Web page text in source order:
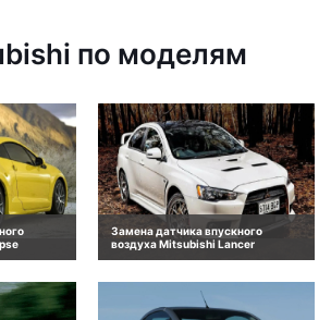
по моделям
Замена датчика впускного
воздуха Mitsubishi Lancer